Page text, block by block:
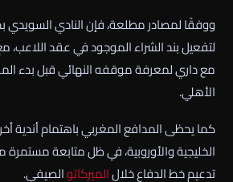
ووفقًا لمصادر مطلعة، فإن النادي السويدي
لتفعيل بند الشراء الموجود في عقد
مع داري لمعرفة موقفه النهائي قبل بدء
الأهلي.
كما يحظى المدافع المغربي باهتمام أندية
الخليجية والأوروبية، في ظل متابعة
تدعيم خط الدفاع خلالالميركاتوالصيفي.